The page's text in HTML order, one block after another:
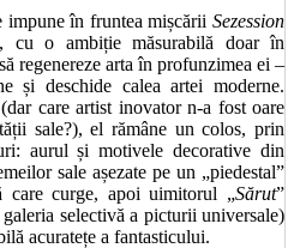
în fruntea mișcării Sezession
cu o ambiție măsurabilă doar în
regenereze arta în profunzimea ei –
și deschide calea artei moderne.
care artist inovator n-a fost oare
sale?), el rămâne un colos, prin
aurul și motivele decorative din
sale așezate pe un „piedestal”
care curge, apoi uimitorul „Sărut”
selectivă a picturii universale)
acuratețe a fantasticului.